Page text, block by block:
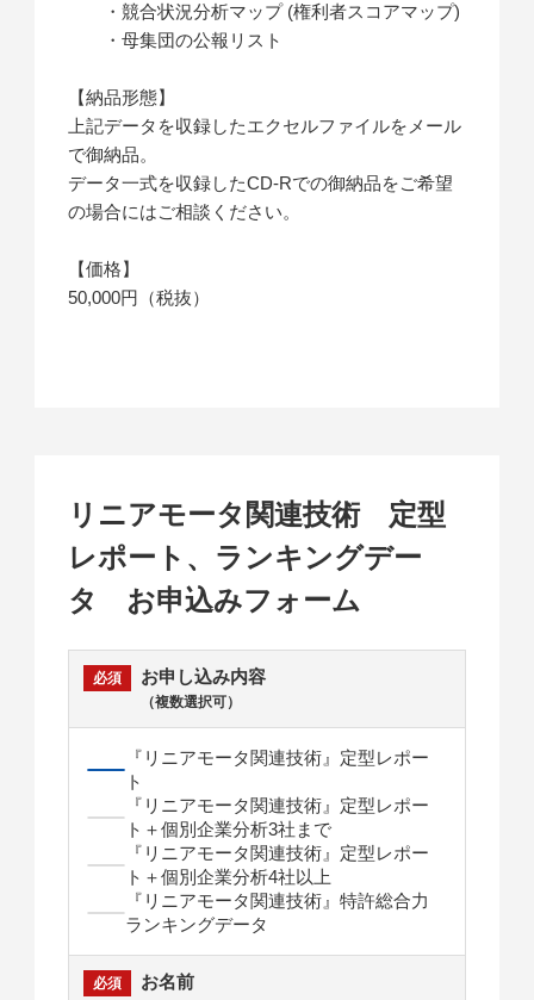
・競合状況分析マップ (権利者スコアマップ)
・母集団の公報リスト
【納品形態】
上記データを収録したエクセルファイルをメール
で御納品。
データ一式を収録したCD-Rでの御納品をご希望
の場合にはご相談ください。
【価格】
50,000円（税抜）
リニアモータ関連技術 定型
レポート、ランキングデー
タ お申込みフォーム
お申し込み内容
（複数選択可）
『リニアモータ関連技術』定型レポー
ト
『リニアモータ関連技術』定型レポー
ト＋個別企業分析3社まで
『リニアモータ関連技術』定型レポー
ト＋個別企業分析4社以上
『リニアモータ関連技術』特許総合力
ランキングデータ
お名前